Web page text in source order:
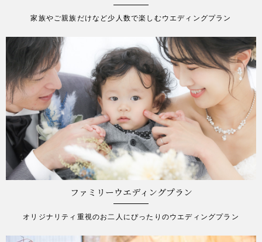
家族やご親族だけなど少人数で楽しむウエディングプラン
ファミリーウエディングプラン
オリジナリティ重視のお二人にぴったりのウエディングプラン